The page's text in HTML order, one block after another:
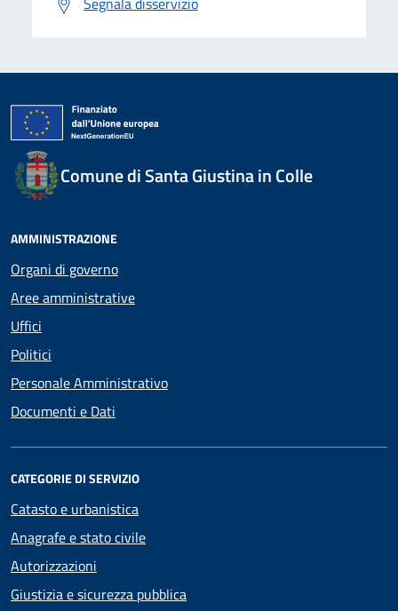
Comune di Santa Giustina in Colle
AMMINISTRAZIONE
Organi di governo
Aree amministrative
Uffici
Politici
Personale Amministrativo
Documenti e Dati
CATEGORIE DI SERVIZIO
Catasto e urbanistica
Anagrafe e stato civile
Autorizzazioni
Giustizia e sicurezza pubblica